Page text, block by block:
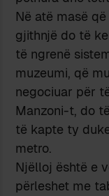
Në atë masë
gjithnjë do të
të ngrenë
muzeumi, që
negociuar për
Manzoni-t, do
të kapte ty
metro.
Njëlloj është e
përleshet me